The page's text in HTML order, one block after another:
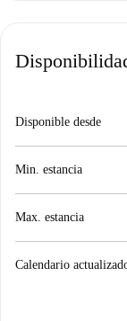
Disponible desde
Min. estancia
Max. estancia
Calendario